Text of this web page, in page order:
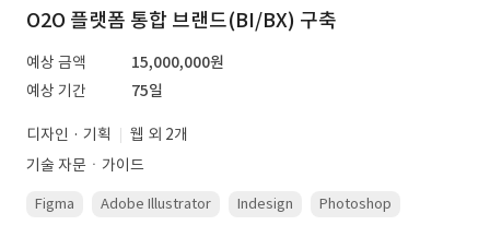
O2O 플랫폼 통합 브랜드(BI/BX) 구축
예상 금액
15,000,000원
예상 기간
75일
디자인 · 기획
웹 외 2개
기술 자문ㆍ가이드
Figma Adobe Illustrator Indesign Photoshop